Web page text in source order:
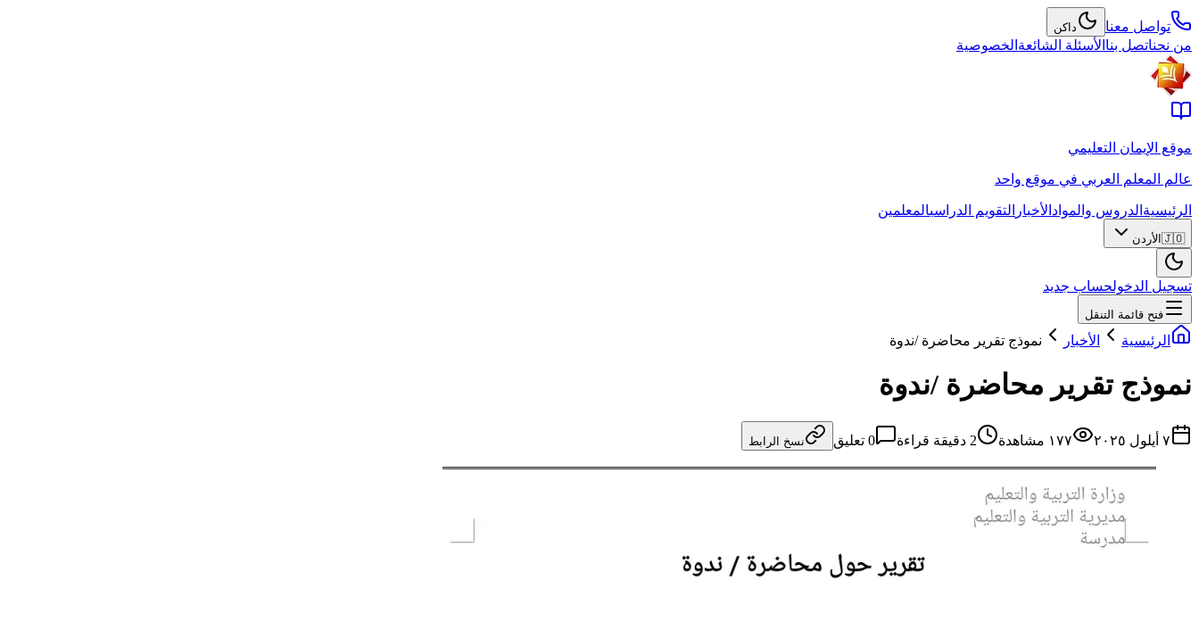
تواصل معنا داكن
من نحناتصل بنا الأسئلة الشائعة الخصوصية
موقع الإيمان التعليمي
عالم المعلم العربي في موقع واحد
الرئيسية الدروس والمواد الأخبار التقويم الدراسيالمعلمين
🇯🇴 الأردن
تسجيل الدخولحساب جديد
فتح قائمة التنقل
الرئيسية الأخبار نموذج تقرير محاضرة /ندوة
نموذج تقرير محاضرة /ندوة
٧ أيلول ٢٠٢٥ ١٧٧ مشاهدة 2 دقيقة قراءة 0 تعليق نسخ الرابط